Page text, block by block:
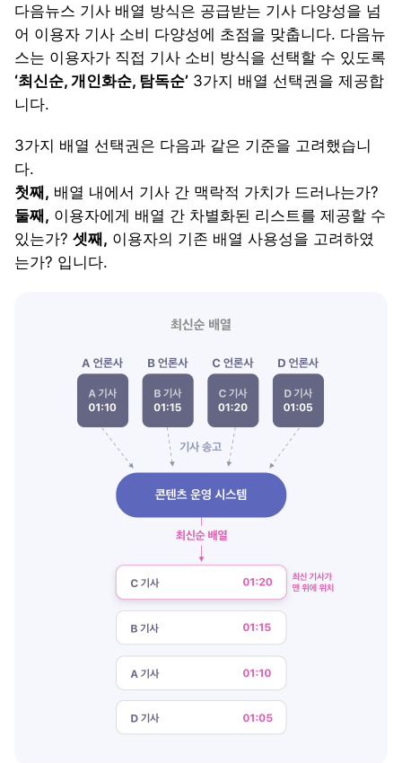
다음뉴스 기사 배열 방식은 공급받는 기사 다양성을 넘
어 이용자 기사 소비 다양성에 초점을 맞춥니다. 다음뉴
스는 이용자가 직접 기사 소비 방식을 선택할 수 있도록
‘최신순, 개인화순, 탐독순’ 3가지 배열 선택권을 제공합
니다.
3가지 배열 선택권은 다음과 같은 기준을 고려했습니
다.
첫째, 배열 내에서 기사 간 맥락적 가치가 드러나는가?
둘째, 이용자에게 배열 간 차별화된 리스트를 제공할 수
있는가? 셋째, 이용자의 기존 배열 사용성을 고려하였
는가? 입니다.